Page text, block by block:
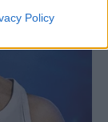
Policy